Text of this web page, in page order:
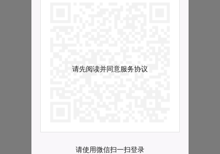
请先阅读并同意服务协议
请使用微信扫一扫登录